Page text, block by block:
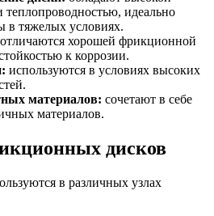
теплопроводностью, идеально
в тяжелых условиях.
отличаются хорошей фрикционной
к коррозии.
используются в условиях высоких
материалов: сочетают в себе
материалов.
дисков
в различных узлах